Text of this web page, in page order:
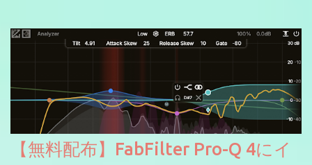
【無料配布】FabFilter Pro-Q 4にイ